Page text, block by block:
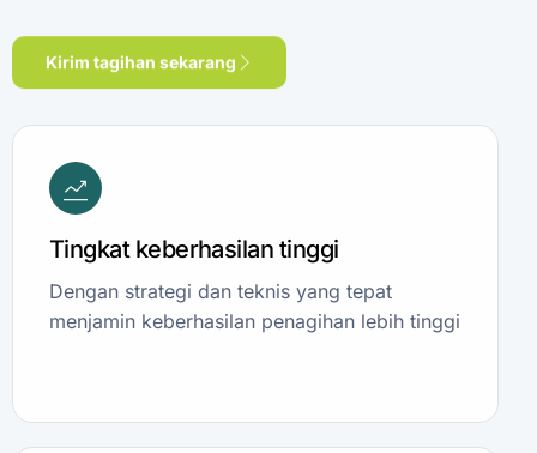
Kirim tagihan sekarang
Tingkat keberhasilan tinggi
Dengan strategi dan teknis yang tepat
menjamin keberhasilan penagihan lebih tinggi